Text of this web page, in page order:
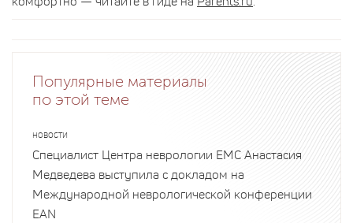
Популярные материалы
по этой теме
НОВОСТИ
Специалист Центра неврологии EMC Анастасия
Медведева выступила с докладом на
Международной неврологической конференции
EAN